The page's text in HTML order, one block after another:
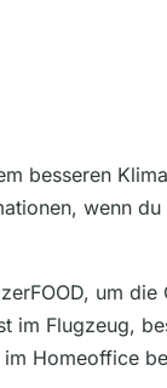
besseren
wenn
um
im Flugzeug,
Homeoffice